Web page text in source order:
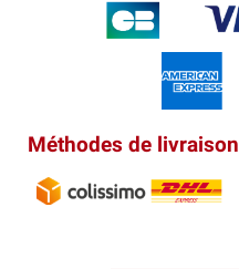
Méthodes de livraison